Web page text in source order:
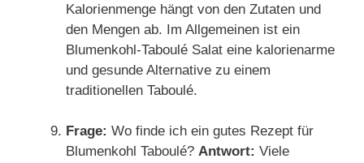
Kalorienmenge hängt von den Zutaten und
den Mengen ab. Im Allgemeinen ist ein
Blumenkohl-Taboulé Salat eine kalorienarme
und gesunde Alternative zu einem
traditionellen Taboulé.
Frage: Wo finde ich ein gutes Rezept für
Blumenkohl Taboulé? Antwort: Viele